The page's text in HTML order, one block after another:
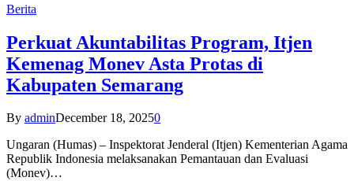
Berita
Perkuat Akuntabilitas Program, Itjen
Kemenag Monev Asta Protas di
Kabupaten Semarang
By adminDecember 18, 20250
Ungaran (Humas) – Inspektorat Jenderal (Itjen) Kementerian Agama
Republik Indonesia melaksanakan Pemantauan dan Evaluasi
(Monev)…